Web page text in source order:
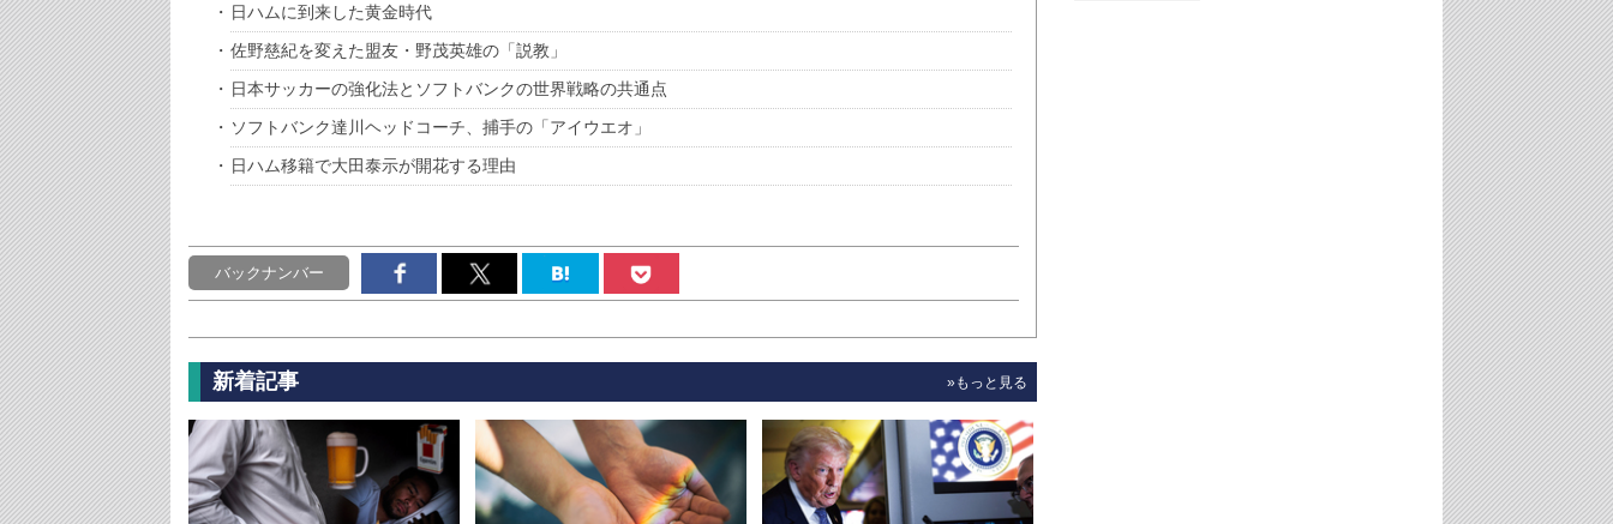
日ハムに到来した黄金時代
佐野慈紀を変えた盟友・野茂英雄の「説教」
日本サッカーの強化法とソフトバンクの世界戦略の共通点
ソフトバンク達川ヘッドコーチ、捕手の「アイウエオ」
日ハム移籍で大田泰示が開花する理由
バックナンバー
新着記事 »もっと見る